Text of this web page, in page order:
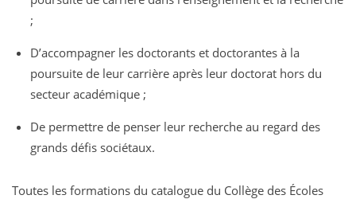
;
D’accompagner les doctorants et doctorantes à la
poursuite de leur carrière après leur doctorat hors du
secteur académique ;
De permettre de penser leur recherche au regard des
grands défis sociétaux.
Toutes les formations du catalogue du Collège des Écoles